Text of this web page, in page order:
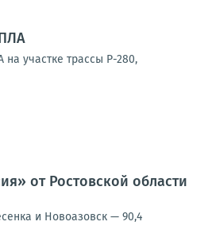
участке трассы Р-280,
от Ростовской области
и Новоазовск — 90,4